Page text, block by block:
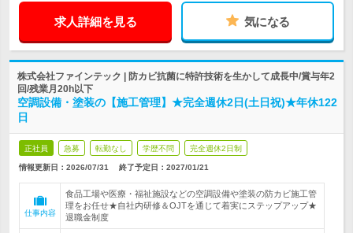
求人詳細を見る 気になる
株式会社ファインテック | 防カビ抗菌に特許技術を生かして成長中/賞与年2
回/残業月20h以下
空調設備・塗装の【施工管理】★完全週休2日(土日祝)★年休122
日
正社員 急募 転勤なし 学歴不問 完全週休2日制
情報更新日：2026/07/31 終了予定日： 2027/01/21
仕事内容
食品工場や医療・福祉施設などの空調設備や塗装の防カビ施工管
理をお任せ★自社内研修＆OJTを通じて着実にステップアップ★
退職金制度